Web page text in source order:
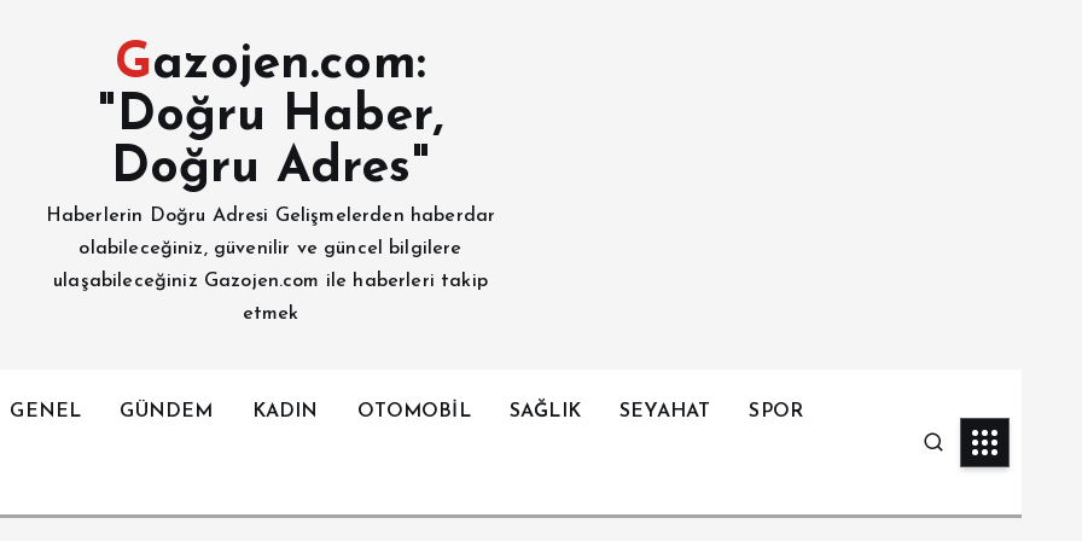
Gazojen.com:
"Doğru Haber,
Doğru Adres"
Haberlerin Doğru Adresi Gelişmelerden haberdar
olabileceğiniz, güvenilir ve güncel bilgilere
ulaşabileceğiniz Gazojen.com ile haberleri takip
etmek
GENEL GÜNDEM KADIN OTOMOBİL SAĞLIK SEYAHAT SPOR